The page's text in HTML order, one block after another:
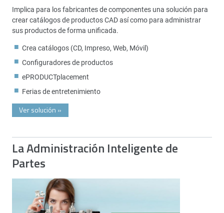
Implica para los fabricantes de componentes una solución para
crear catálogos de productos CAD así como para administrar
sus productos de forma unificada.
Crea catálogos (CD, Impreso, Web, Móvil)
Configuradores de productos
ePRODUCTplacement
Ferias de entretenimiento
Ver solución »
La Administración Inteligente de
Partes